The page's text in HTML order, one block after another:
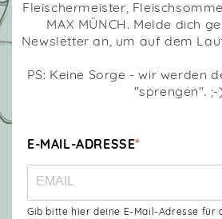
Fleischermeister,
MAX MÜNCH. Melde dich
Newsletter an, um auf dem
PS: Keine Sorge - wir werden
"sprengen". ;-)
E-MAIL-ADRESSE
Gib bitte hier deine E-Mail-Adresse für